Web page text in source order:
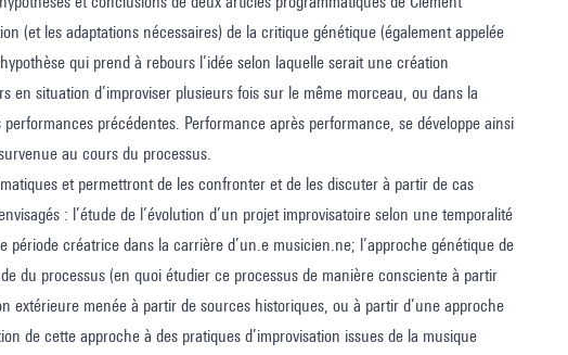
(et les adaptations nécessaires) de la critique génétique (également appelée
qui prend à rebours l’idée selon laquelle serait une création
situation d’improviser plusieurs fois sur le même morceau, ou dans la
précédentes. Performance après performance, se développe ainsi
au cours du processus.
et permettront de les confronter et de les discuter à partir de cas
: l’étude de l’évolution d’un projet improvisatoire selon une temporalité
créatrice dans la carrière d’un.e musicien.ne; l’approche génétique de
du processus (en quoi étudier ce processus de manière consciente à partir
extérieure menée à partir de sources historiques, ou à partir d’une approche
de cette approche à des pratiques d’improvisation issues de la musique